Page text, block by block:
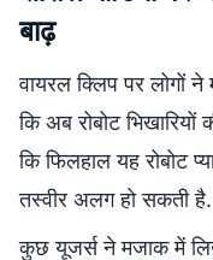
बाढ़
वायरल क्लिप पर लोगों
कि अब रोबोट
कि फिलहाल यह रोबोट
तस्वीर अलग हो सकती है.
कुछ यूजर्स ने मजाक में